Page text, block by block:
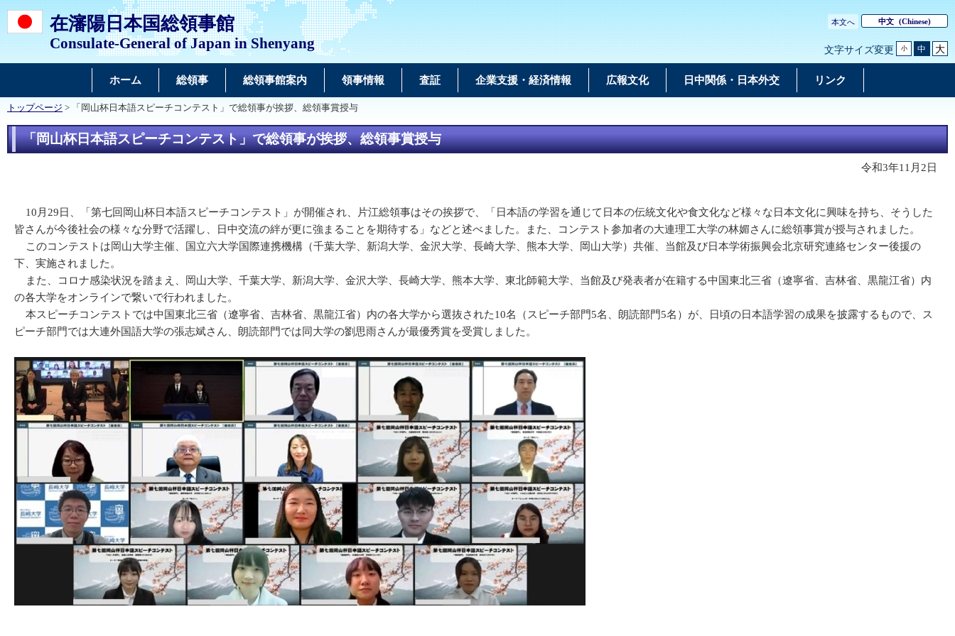
在瀋陽日本国総領事館
Consulate-General of Japan in Shenyang
本文へ 中文 (Chinese)
文字サイズ変更 小 中 大
ホーム 総領事 総領事館案内 領事情報 査証 企業支援・経済情報 広報文化 日中関係・日本外交 リンク
トップページ > 「岡山杯日本語スピーチコンテスト」で総領事が挨拶、総領事賞授与
「岡山杯日本語スピーチコンテスト」で総領事が挨拶、総領事賞授与
令和3年11月2日
10月29日、「第七回岡山杯日本語スピーチコンテスト」が開催され、片江総領事はその挨拶で、「日本語の学習を通じて日本の伝統文化や食文化など様々な日本文化に興味を持ち、そうした
皆さんが今後社会の様々な分野で活躍し、日中交流の絆が更に強まることを期待する」などと述べました。また、コンテスト参加者の大連理工大学の林媚さんに総領事賞が授与されました。
このコンテストは岡山大学主催、国立六大学国際連携機構（千葉大学、新潟大学、金沢大学、長崎大学、熊本大学、岡山大学）共催、当館及び日本学術振興会北京研究連絡センター後援の
下、実施されました。
また、コロナ感染状況を踏まえ、岡山大学、千葉大学、新潟大学、金沢大学、長崎大学、熊本大学、東北師範大学、当館及び発表者が在籍する中国東北三省（遼寧省、吉林省、黒龍江省）内
の各大学をオンラインで繋いで行われました。
本スピーチコンテストでは中国東北三省（遼寧省、吉林省、黒龍江省）内の各大学から選抜された10名（スピーチ部門5名、朗読部門5名）が、日頃の日本語学習の成果を披露するもので、ス
ピーチ部門では大連外国語大学の張志斌さん、朗読部門では同大学の劉思雨さんが最優秀賞を受賞しました。